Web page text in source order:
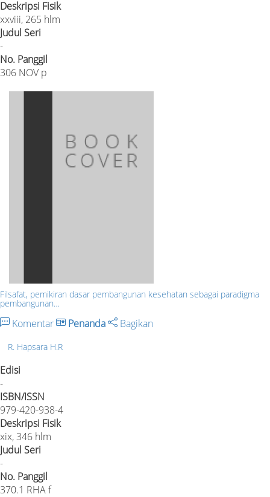
Deskripsi Fisik
xxviii, 265 hlm
Judul Seri
-
No. Panggil
306 NOV p
Filsafat, pemikiran dasar pembangunan kesehatan sebagai paradigma
pembangunan…
Komentar Penanda Bagikan
R. Hapsara H.R
Edisi
-
ISBN/ISSN
979-420-938-4
Deskripsi Fisik
xix, 346 hlm
Judul Seri
-
No. Panggil
370.1 RHA f